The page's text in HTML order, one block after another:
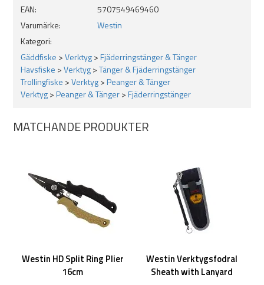
EAN:
5707549469460
Varumärke:
Westin
Kategori:
Gäddfiske >Verktyg>Fjäderringstänger & Tänger
Havsfiske >Verktyg>Tänger & Fjäderringstänger
Trollingfiske >Verktyg>Peanger & Tänger
Verktyg>Peanger & Tänger>Fjäderringstänger
MATCHANDE PRODUKTER
Westin HD Split Ring Plier
16cm
Westin Verktygsfodral
Sheath with Lanyard